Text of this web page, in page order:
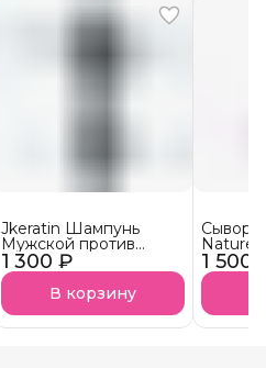
1 300 ₽
Jkeratin Шампунь
Мужской против
выпадения волос
JMan СКОРО В
НАЛИЧИИ!В корзину
1 500
Nature
волос